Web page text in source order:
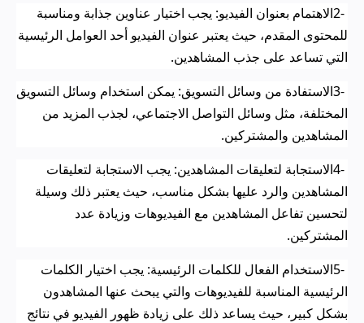
2-الاهتمام بعنوان الفيديو: يجب اختيار عناوين جذابة ومناسبة
للمحتوى المقدم، حيث يعتبر عنوان الفيديو أحد العوامل الرئيسية
التي تساعد على جذب المشاهدين.
3-الاستفادة من وسائل التسويق: يمكن استخدام وسائل التسويق
المختلفة، مثل وسائل التواصل الاجتماعي، لجذب المزيد من
المشاهدين والمشتركين.
4-الاستجابة لتعليقات المشاهدين: يجب الاستجابة لتعليقات
المشاهدين والرد عليها بشكل مناسب، حيث يعتبر ذلك وسيلة
لتحسين تفاعل المشاهدين مع الفيديوهات وزيادة عدد
المشتركين.
5-الاستخدام الفعال للكلمات الرئيسية: يجب اختيار الكلمات
الرئيسية المناسبة للفيديوهات والتي يبحث عنها المشاهدون
بشكل كبير، حيث يساعد ذلك على زيادة ظهور الفيديو في نتائج